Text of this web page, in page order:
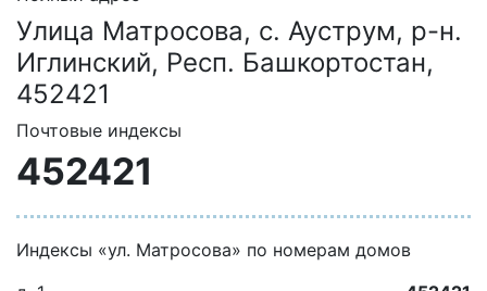
Улица Матросова, с. Ауструм, р-н.
Иглинский, Респ. Башкортостан,
452421
Почтовые индексы
452421
Индексы «ул. Матросова» по номерам домов